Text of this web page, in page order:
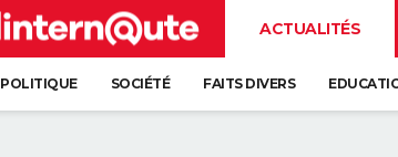
ACTUALITÉS
POLITIQUE SOCIÉTÉ FAITS DIVERS